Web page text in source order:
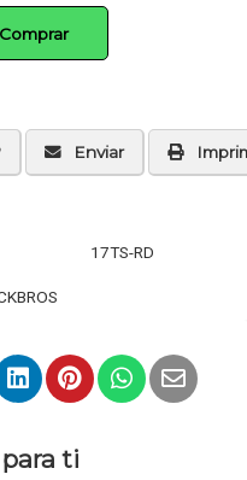
Comprar
Enviar
17TS-RD
ti